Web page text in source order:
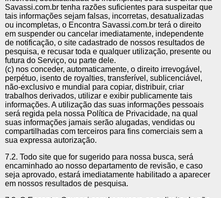
Savassi.com.br tenha razões suficientes para suspeitar que
tais informações sejam falsas, incorretas, desatualizadas
ou incompletas, o Encontra Savassi.com.br terá o direito
em suspender ou cancelar imediatamente, independente
de notificação, o site cadastrado de nossos resultados de
pesquisa, e recusar toda e qualquer utilização, presente ou
futura do Serviço, ou parte dele.
(c) nos conceder, automaticamente, o direito irrevogável,
perpétuo, isento de royalties, transferível, sublicenciável,
não-exclusivo e mundial para copiar, distribuir, criar
trabalhos derivados, utilizar e exibir publicamente tais
informações. A utilização das suas informações pessoais
será regida pela nossa Política de Privacidade, na qual
suas informações jamais serão alugadas, vendidas ou
compartilhadas com terceiros para fins comerciais sem a
sua expressa autorização.
7.2. Todo site que for sugerido para nossa busca, será
encaminhado ao nosso departamento de revisão, e caso
seja aprovado, estará imediatamente habilitado a aparecer
em nossos resultados de pesquisa.